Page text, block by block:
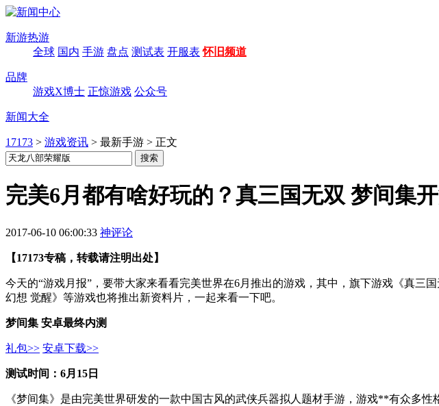
新游热游
全球 国内 手游 盘点 测试表 开服表 怀旧频道
品牌
游戏X博士 正惊游戏 公众号
新闻大全
17173 > 游戏资讯 > 最新手游 > 正文
完美6月都有啥好玩的？真三国无双 梦间集
2017-06-10 06:00:33 神评论
【17173专稿，转载请注明出处】
今天的“游戏月报”，要带大家来看看完美世界在6月推出的游戏，其中，旗下游戏《真
幻想 觉醒》等游戏也将推出新资料片，一起来看一下吧。
梦间集 安卓最终内测
礼包>> 安卓下载>>
测试时间：6月15日
《梦间集》是由完美世界研发的一款中国古风的武侠兵器拟人题材手游，游戏**有众